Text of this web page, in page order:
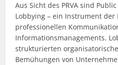
Aus Sicht des PRVA sind
Lobbying – ein Instrument der
professionellen
Informationsmanagements.
strukturierten
Bemühungen von